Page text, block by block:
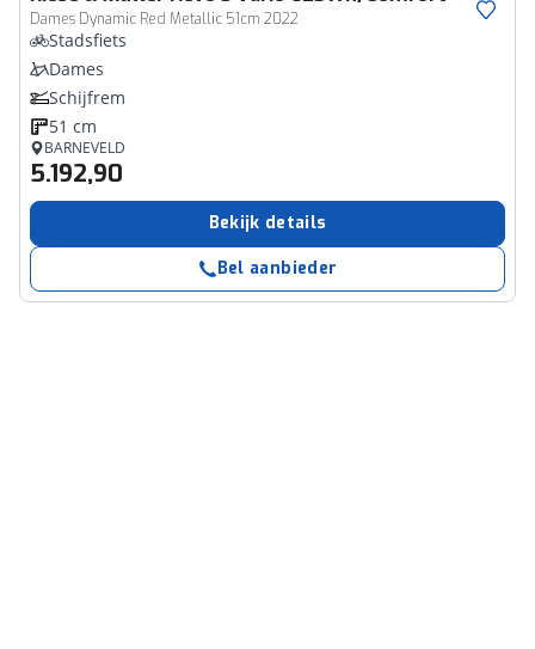
Dames Dynamic Red Metallic 51cm 2022
Stadsfiets
Dames
Schijfrem
51 cm
BARNEVELD
5.192,90
Bekijk details
Bel aanbieder